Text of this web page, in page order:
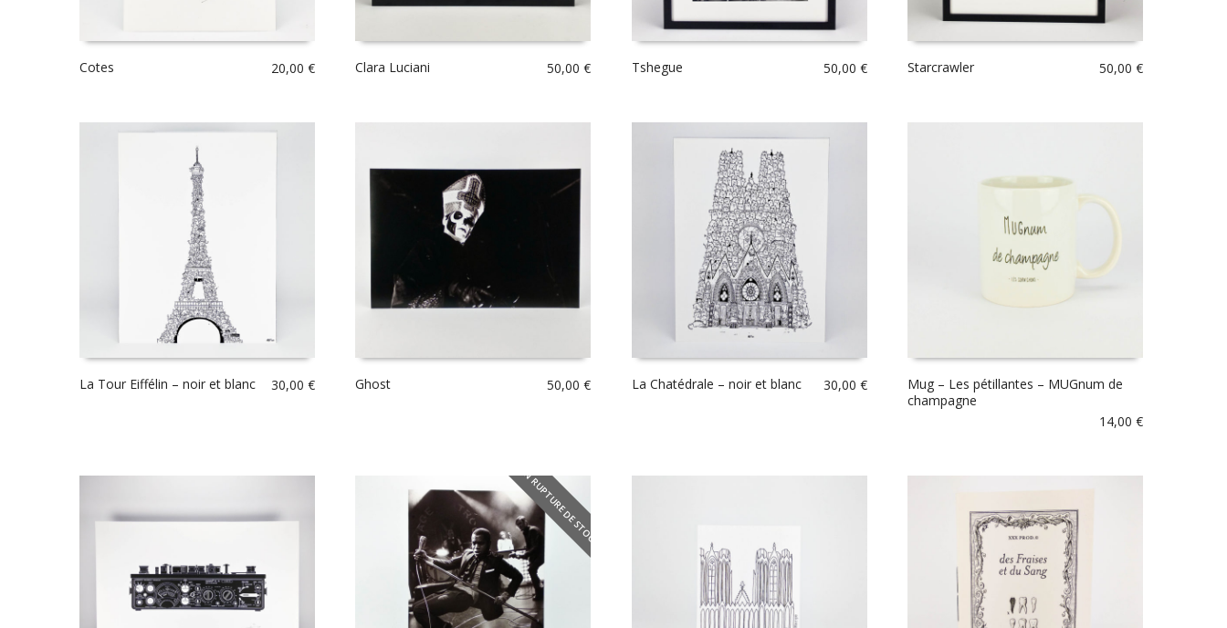
Cotes 20,00 € Clara Luciani 50,00€ Tshegue 50,00 € Starcrawler 50,00€
La Tour Eiffélin – noir et blanc 30,00 € Ghost 50,00€ La Chatédrale – noir et blanc 30,00 €
Mug – Les pétillantes – MUGnum de
champagne
14,00€
EN RUPTURE DE STOCK